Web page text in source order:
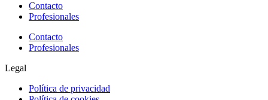
Contacto
Profesionales
Contacto
Profesionales
Legal
Política de privacidad